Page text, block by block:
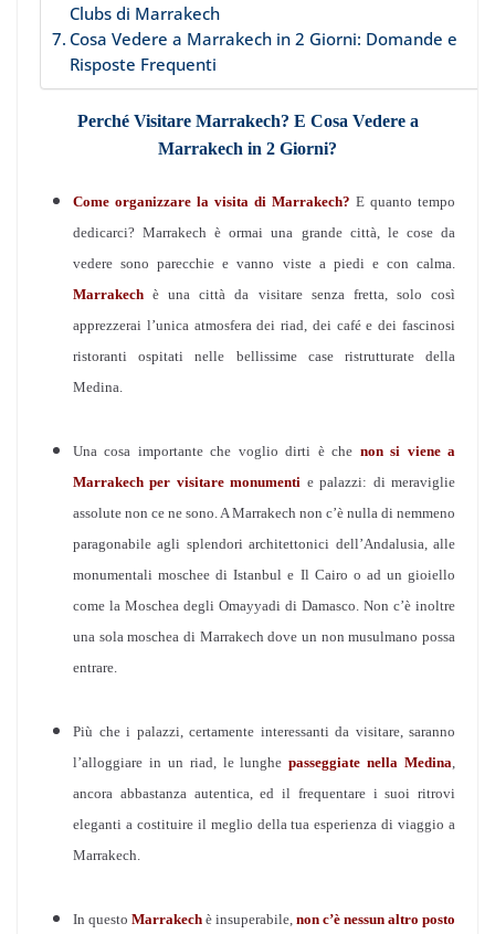
Clubs di Marrakech
Cosa Vedere a Marrakech in 2 Giorni: Domande e
Risposte Frequenti
Perché Visitare Marrakech? E Cosa Vedere a
Marrakech in 2 Giorni?
Come organizzare la visita di Marrakech? E quanto tempo
dedicarci? Marrakech è ormai una grande città, le cose da
vedere sono parecchie e vanno viste a piedi e con calma.
Marrakechè una città da visitare senza fretta, solo così
apprezzerai l’unica atmosfera dei riad, dei café e dei fascinosi
ristoranti ospitati nelle bellissime case ristrutturate della
Medina.
Una cosa importante che voglio dirti è che non si viene a
Marrakech per visitare monumenti e palazzi: di meraviglie
assolute non ce ne sono. A Marrakech non c’è nulla di nemmeno
paragonabile agli splendori architettonici dell’Andalusia, alle
monumentali moschee di Istanbul e Il Cairo o ad un gioiello
come la Moschea degli Omayyadi di Damasco. Non c’è inoltre
una sola moschea di Marrakech dove un non musulmano possa
entrare.
Più che i palazzi, certamente interessanti da visitare, saranno
l’alloggiare in un riad, le lunghepasseggiate nella Medina
ancora abbastanza autentica, ed il frequentare i suoi ritrovi
eleganti a costituire il meglio della tua esperienza di viaggio a
Marrakech.
In questo Marrakech è insuperabile, non c’è nessun altro posto